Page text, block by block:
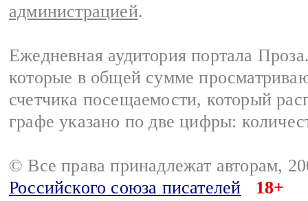
администрацией.
Ежедневная аудитория портала
которые в общей сумме
счетчика посещаемости, который
графе указано по две цифры:
© Все права принадлежат авторам,
Российского союза писателей
18+